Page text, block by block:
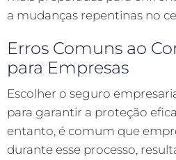
a mudanças repentinas no
Erros Comuns ao
para Empresas
Escolher o seguro
para garantir a proteção
entanto, é comum que
durante esse processo,